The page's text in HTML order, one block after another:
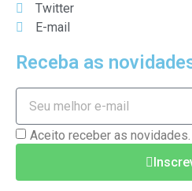
Twitter
E-mail
Receba as
Aceito receber as novidades.